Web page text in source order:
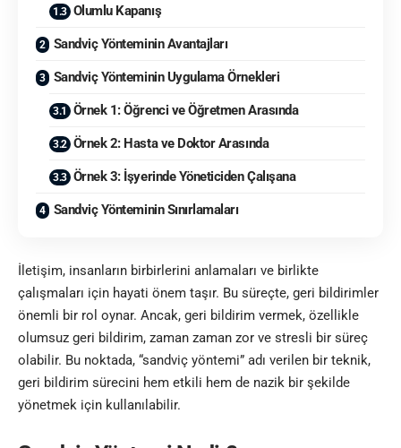
Olumlu Kapanış
Sandviç Yönteminin Avantajları
Sandviç Yönteminin Uygulama Örnekleri
Örnek 1: Öğrenci ve Öğretmen Arasında
Örnek 2: Hasta ve Doktor Arasında
Örnek 3: İşyerinde Yöneticiden Çalışana
Sandviç Yönteminin Sınırlamaları
İletişim, insanların birbirlerini anlamaları ve birlikte
çalışmaları için hayati önem taşır. Bu süreçte, geri bildirimler
önemli bir rol oynar. Ancak, geri bildirim vermek, özellikle
olumsuz geri bildirim, zaman zaman zor ve stresli bir süreç
olabilir. Bu noktada, “sandviç yöntemi” adı verilen bir teknik,
geri bildirim sürecini hem etkili hem de nazik bir şekilde
yönetmek için kullanılabilir.